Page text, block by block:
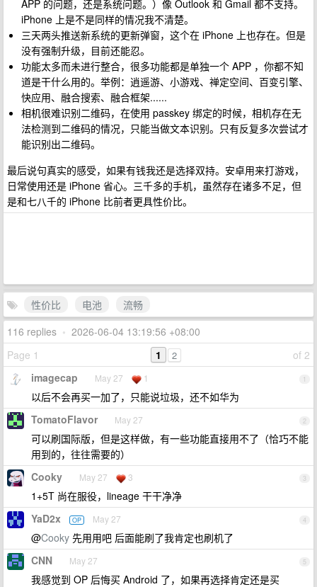
APP 的问题，还是系统问题。）像 Outlook 和 Gmail 都不支持。
iPhone 上是不是同样的情况我不清楚。
三天两头推送新系统的更新弹窗，这个在 iPhone 上也存在。但是
没有强制升级，目前还能忍。
功能太多而未进行整合，很多功能都是单独一个 APP ，你都不知
道是干什么用的。举例：逍遥游、小游戏、禅定空间、百变引擎、
快应用、融合搜索、融合框架......
相机很难识别二维码，在使用 passkey 绑定的时候，相机存在无
法检测到二维码的情况，只能当做文本识别。只有反复多次尝试才
能识别出二维码。
最后说句真实的感受，如果有钱我还是选择双持。安卓用来打游戏，
日常使用还是 iPhone 省心。三千多的手机，虽然存在诸多不足，但
是和七八千的 iPhone 比前者更具性价比。
性价比 电池
流畅
116 replies • 2026-06-04 13:19:56 +08:00
Page 1
of 2
1 2
1
imagecap May 27 1
以后不会再买一加了，只能说垃圾，还不如华为
2
TomatoFlavor May 27
可以刷国际版，但是这样做，有一些功能直接用不了（恰巧不能
用到的，往往需要的）
3
Cooky May 27 3
1+5T 尚在服役，lineage 干干净净
4
YaD2x OP May 27
@Cooky 先用用吧 后面能刷了我肯定也刷机了
5
CNN May 27
我感觉到 OP 后悔买 Android 了，如果再选择肯定还是买